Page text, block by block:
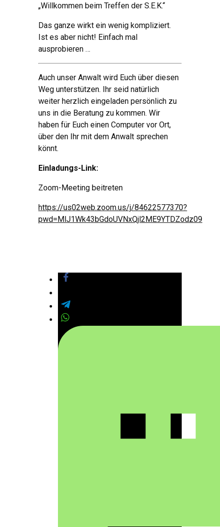
„Willkommen beim Treffen der S.E.K.“
Das ganze wirkt ein wenig kompliziert.
Ist es aber nicht! Einfach mal
ausprobieren …
Auch unser Anwalt wird Euch über diesen
Weg unterstützen. Ihr seid natürlich
weiter herzlich eingeladen persönlich zu
uns in die Beratung zu kommen. Wir
haben für Euch einen Computer vor Ort,
über den Ihr mit dem Anwalt sprechen
könnt.
Einladungs-Link:
Zoom-Meeting beitreten
https://us02web.zoom.us/j/84622577370?
pwd=MlJ1Wk43bGdoUVNxQjl2ME9YTDZodz09